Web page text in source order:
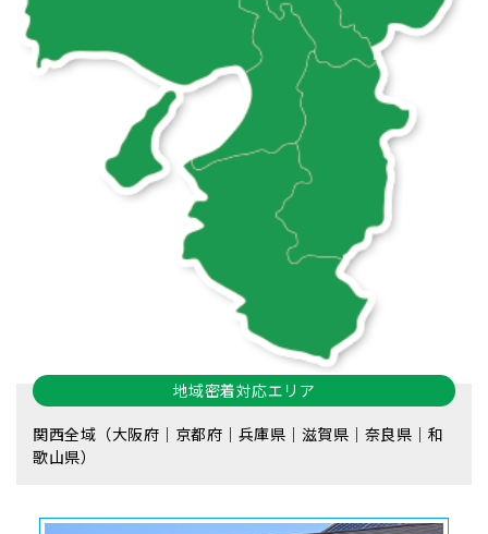
地域密着対応エリア
関西全域（大阪府｜京都府｜兵庫県｜滋賀県｜奈良県｜和
歌山県）